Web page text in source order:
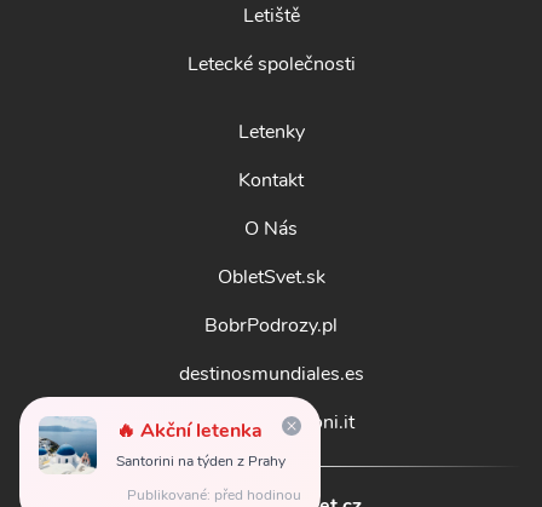
🔥 Akční letenka
Santorini na týden z Prahy
Publikované: před hodinou
Letiště
Letecké společnosti
Letenky
Kontakt
O Nás
ObletSvet.sk
BobrPodrozy.pl
destinosmundiales.es
guidadestinazioni.it